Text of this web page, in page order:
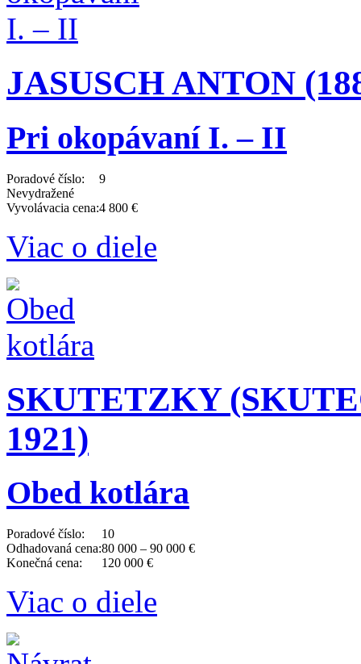
JASUSCH ANTON
Pri okopávaní I. – II
Poradové číslo:
9
Nevydražené
Vyvolávacia cena:4 800 €
Viac o diele
SKUTETZKY
1921)
Obed kotlára
Poradové číslo:
10
Odhadovaná cena:80 000 – 90 000 €
Konečná cena:
120 000 €
Viac o diele